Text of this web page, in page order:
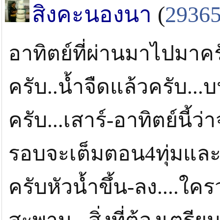
สิงคะนองนา (
อาทิตย์ที่ผ่านมาไปมา
ครับ..น้ำจืดแล้วครับ...
ครับ...เสาร์-อาทิตย์นี้ว่
รอบจะเต็มตอน4ทุ่มแล
ครับหัวน้ำขึ้น-ลง....ใค